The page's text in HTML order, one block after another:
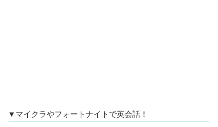
▼マイクラやフォートナイトで英会話！